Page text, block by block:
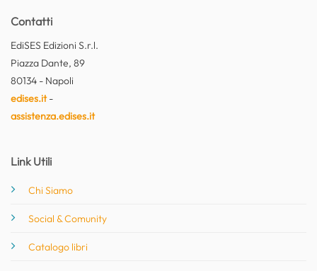
Contatti
EdiSES Edizioni S.r.l.
Piazza Dante, 89
80134 - Napoli
edises.it-
assistenza.edises.it
Link Utili
Chi Siamo
Social & Comunity
Catalogo libri